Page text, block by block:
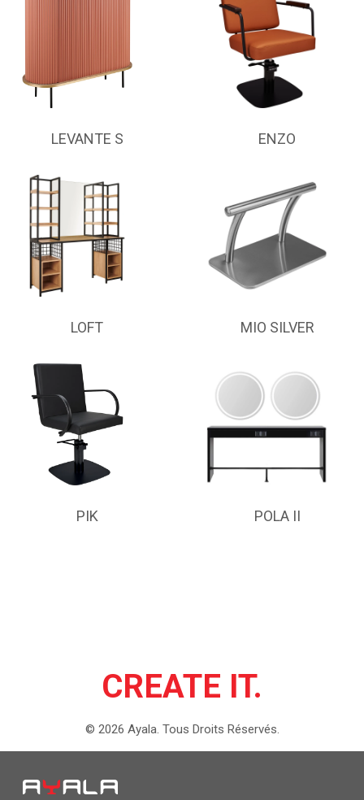
LEVANTE S ENZO
LOFT MIO SILVER
PIK POLA II
CREATE IT.
© 2026 Ayala. Tous Droits Réservés.